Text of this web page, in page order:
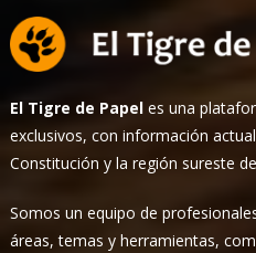
El Tigre de Papel es una
exclusivos, con información
Constitución y la región sureste
Somos un equipo de
áreas, temas y herramientas,